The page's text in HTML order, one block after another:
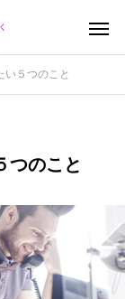
い５つのこと
つのこと